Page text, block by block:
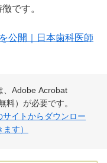
です。
公開｜日本歯科医師
、Adobe Acrobat
料）が必要です。
サイトからダウンロー
す）